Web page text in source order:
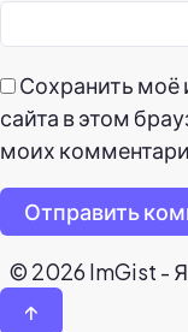
Сохранить моё
сайта в этом
моих
Отправить
© 2026 ImGist -
↑